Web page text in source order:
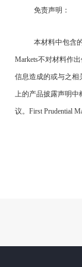
免责声明：
本材料中包含
Markets不对材料作
信息造成的或与之相
上的产品披露声明中
议。First Prudential